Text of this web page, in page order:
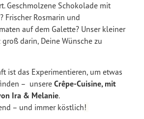
Geschmolzene Schokolade mit
Frischer Rosmarin und
auf dem Galette? Unser kleiner
darin, Deine Wünsche zu
ist das Experimentieren, um etwas
– unsere Crêpe-Cuisine, mit
Ira & Melanie.
– und immer köstlich!